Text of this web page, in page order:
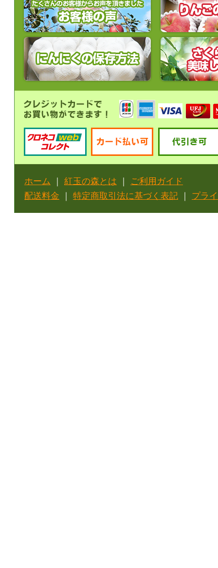
ホーム 紅玉の森とは
ご利用ガイド
配送料金
特定商取引法に基づく表記 プラ